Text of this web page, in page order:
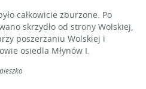
całkowicie zburzone. Po
skrzydło od strony Wolskiej,
poszerzaniu Wolskiej i
osiedla Młynów I.